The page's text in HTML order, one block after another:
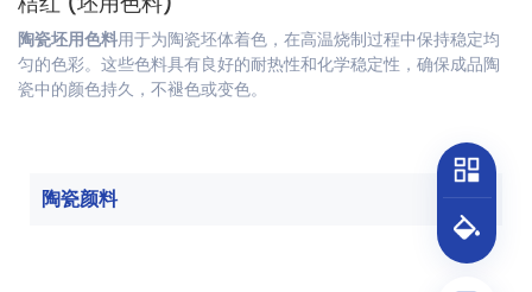
陶瓷坯用色料用于为陶瓷坯体着色，在高温烧制过程中保持稳定均
匀的色彩。这些色料具有良好的耐热性和化学稳定性，确保成品陶
瓷中的颜色持久，不褪色或变色。
陶瓷颜料